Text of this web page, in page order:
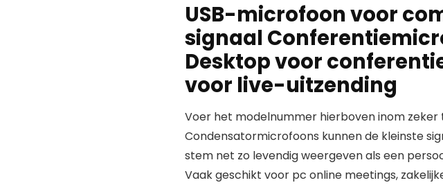
USB-microfoon voor
signaal
Desktop voor
voor live-uitzending
Voer het modelnummer hierboven inom
Condensatormicrofoons kunnen de kleinste
stem net zo levendig weergeven als een
Vaak geschikt voor pc online meetings,